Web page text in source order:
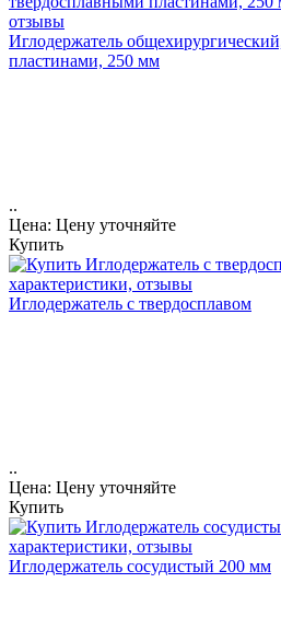
Иглодержатель
пластинами, 250 мм
..
Цена: Цену уточняйте
Купить
Иглодержатель с твердосплавом
..
Цена: Цену уточняйте
Купить
Иглодержатель сосудистый 200 мм